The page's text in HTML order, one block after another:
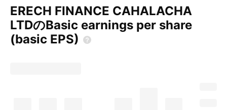
ERECH FINANCE CAHALACHA
LTDのBasic earnings per share
(basic EPS)